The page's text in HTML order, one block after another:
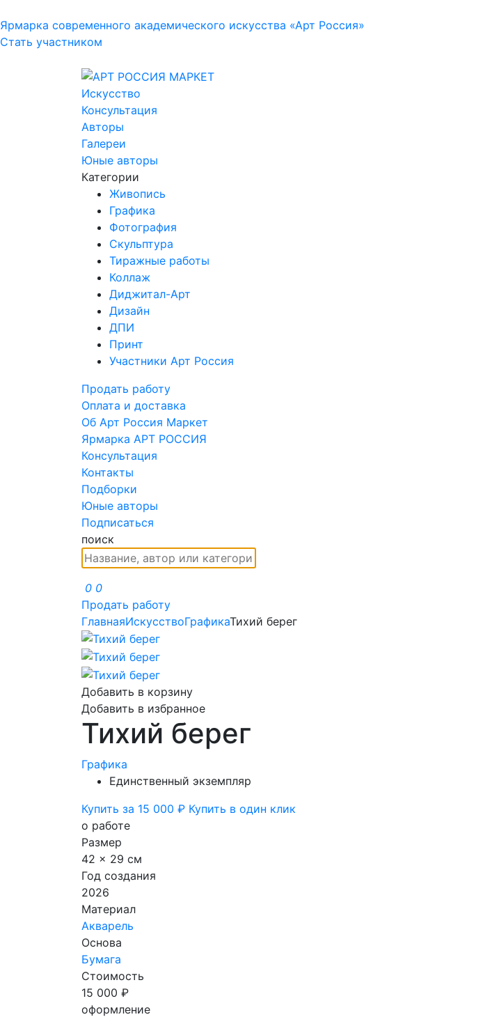
Ярмарка современного академического искусства «Арт Россия»
Стать участником
Искусство
Консультация
Авторы
Галереи
Юные авторы
Категории
Живопись
Графика
Фотография
Скульптура
Тиражные работы
Коллаж
Диджитал-Арт
Дизайн
ДПИ
Принт
Участники Арт Россия
Продать работу
Оплата и доставка
Об Арт Россия Маркет
Ярмарка АРТ РОССИЯ
Консультация
Контакты
Подборки
Юные авторы
Подписаться
поиск
0 0
Продать работу
ГлавнаяИскусствоГрафикаТихий берег
Добавить в корзину
Добавить в избранное
Тихий берег
Графика
Единственный экземпляр
Купить за 15 000 ₽ Купить в один клик
о работе
Размер
42 x 29 см
Год создания
2026
Материал
Акварель
Основа
Бумага
Стоимость
15 000 ₽
оформление